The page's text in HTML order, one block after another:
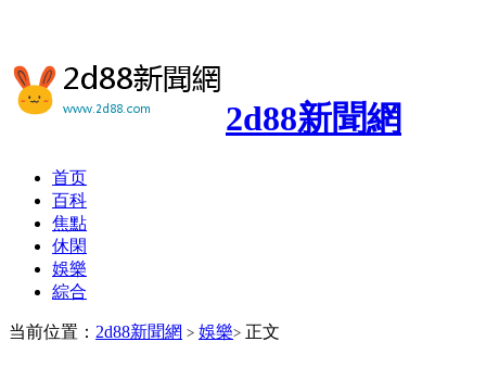
2d88新聞網
首页
百科
焦點
休閑
娛樂
綜合
当前位置： 2d88新聞網 > 娛樂> 正文